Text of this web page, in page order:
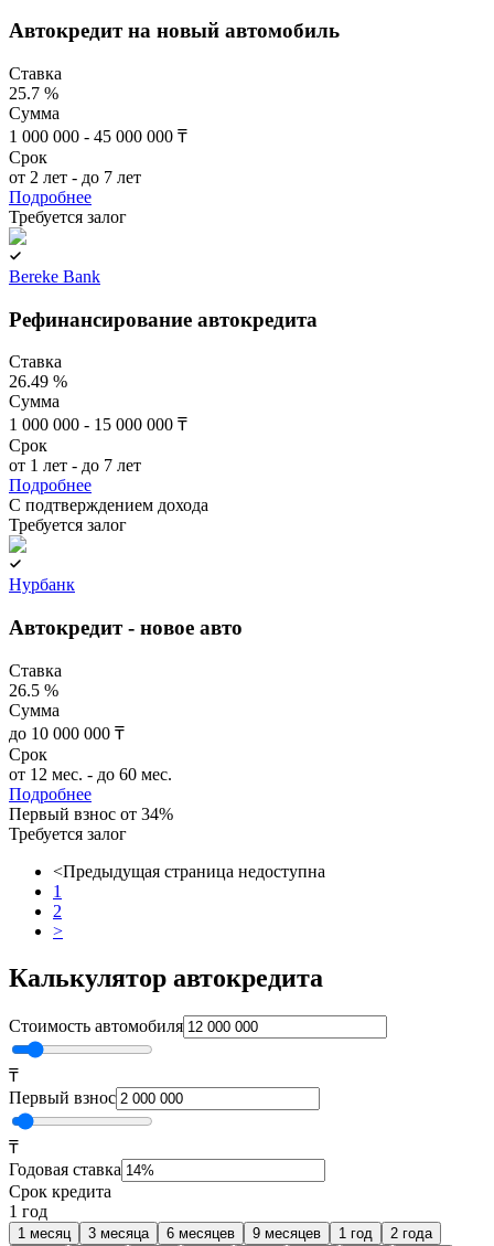
Автокредит на новый автомобиль
Ставка
25.7 %
Сумма
1 000 000 - 45 000 000 ₸
Срок
от 2 лет - до 7 лет
Подробнее
Требуется залог
Bereke Bank
Рефинансирование автокредита
Ставка
26.49 %
Сумма
1 000 000 - 15 000 000 ₸
Срок
от 1 лет - до 7 лет
Подробнее
C подтверждением дохода
Требуется залог
Нурбанк
Автокредит - новое авто
Ставка
26.5 %
Сумма
до 10 000 000 ₸
Срок
от 12 мес. - до 60 мес.
Подробнее
Первый взнос от 34%
Требуется залог
<Предыдущая страница недоступна
1
2
>
Калькулятор автокредита
Стоимость автомобиля
₸
Первый взнос
₸
Годовая ставка
Срок кредита
1 год
1 месяц 3 месяца 6 месяцев 9 месяцев 1 год
2 года